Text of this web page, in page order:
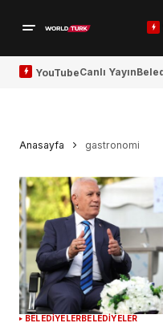
YouTubeCanlı Yayın
Anasayfa gastronomi
BELEDİYELERBELEDİYELER